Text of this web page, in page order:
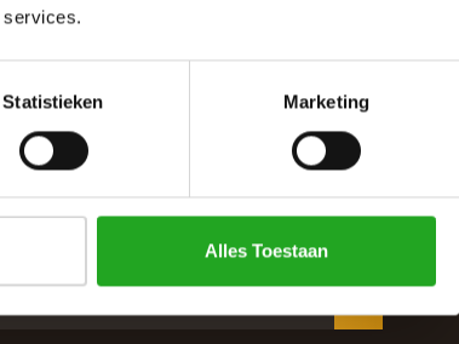
Statistieken Marketing
Alles Toestaan
offers